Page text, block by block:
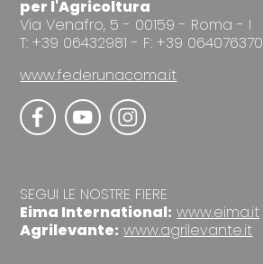
per l'Agricoltura
Via Venafro, 5 - 00159 - Roma - I
T: +39 06432981 - F: +39 064076370
www.federunacoma.it
SEGUI LE NOSTRE FIERE
Eima International: www.eima.it
Agrilevante: www.agrilevante.it